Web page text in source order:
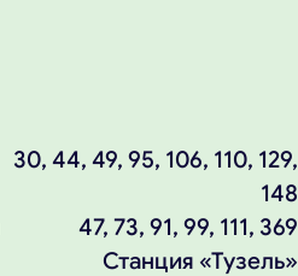
30, 44, 49, 95, 106, 110, 129,
148
47, 73, 91, 99, 111, 369
Станция «Тузель»